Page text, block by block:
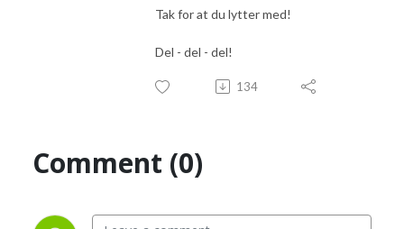
Tak for at du lytter med!
Del - del - del!
134
Comment (0)